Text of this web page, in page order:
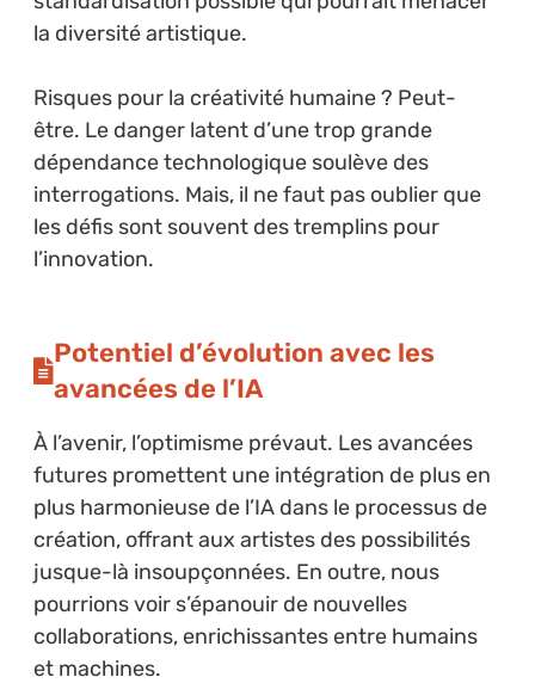
la diversité artistique.
Risques pour la créativité humaine ? Peut-
être. Le danger latent d’une trop grande
dépendance technologique soulève des
interrogations. Mais, il ne faut pas oublier que
les défis sont souvent des tremplins pour
l’innovation.
Potentiel d’évolution avec les
avancées de l’IA
À l’avenir, l’optimisme prévaut. Les avancées
futures promettent une intégration de plus en
plus harmonieuse de l’IA dans le processus de
création, offrant aux artistes des possibilités
jusque-là insoupçonnées. En outre, nous
pourrions voir s’épanouir de nouvelles
collaborations, enrichissantes entre humains
et machines.